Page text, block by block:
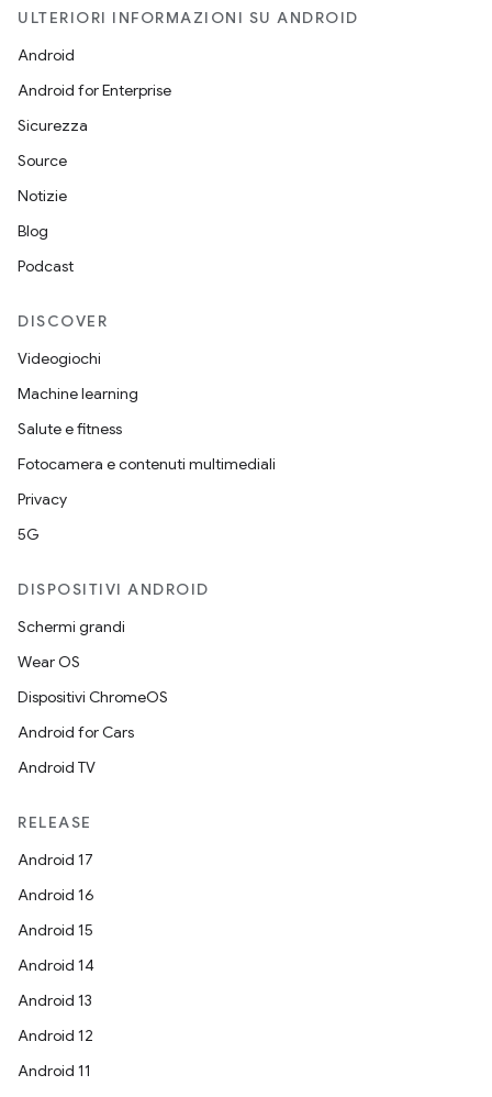
ULTERIORI INFORMAZIONI SU ANDROID
Android
Android for Enterprise
Sicurezza
Source
Notizie
Blog
Podcast
DISCOVER
Videogiochi
Machine learning
Salute e fitness
Fotocamera e contenuti multimediali
Privacy
5G
DISPOSITIVI ANDROID
Schermi grandi
Wear OS
Dispositivi ChromeOS
Android for Cars
Android TV
RELEASE
Android 17
Android 16
Android 15
Android 14
Android 13
Android 12
Android 11